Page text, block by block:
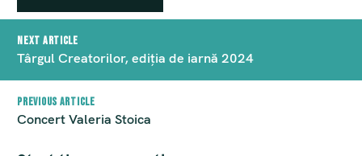
Post
navigation
Previous article
Concert Valeria Stoica
Next article
Târgul Creatorilor, ediția de iarnă 2024